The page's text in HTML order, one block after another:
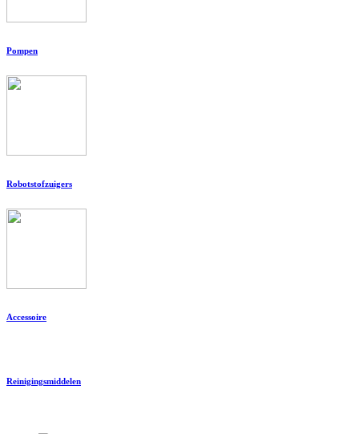
Pompen
Robotstofzuigers
Accessoire
Reinigingsmiddelen